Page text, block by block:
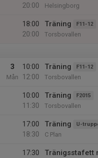
20:00
Helsingborg
18:00
20:00
Träning F11-12
Torsbovallen
3
Mån
10:00
12:00
Träning F11-12
Torsbovallen
10:00
11:30
Träning F2015
Torsbovallen
17:00
18:30
Träning U-
C Plan
17:30
Tränigsstafett